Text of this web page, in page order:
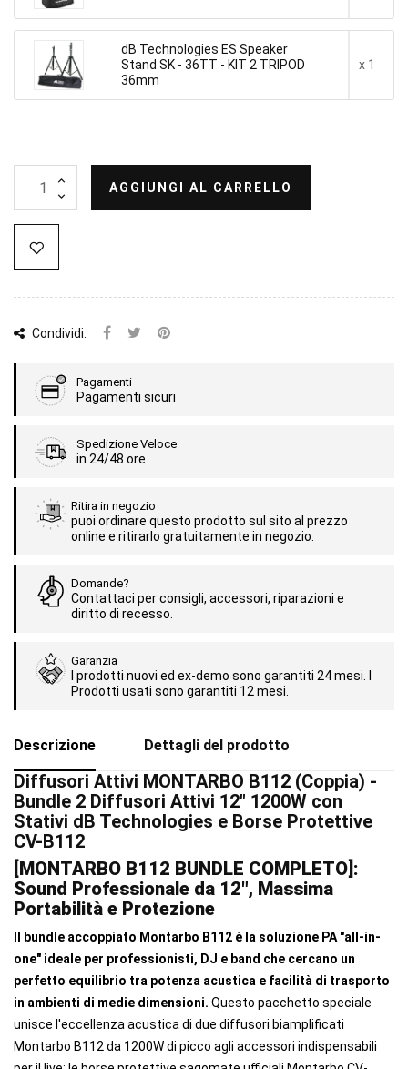
dB Technologies ES Speaker
Stand SK - 36TT - KIT 2 TRIPOD
36mm
x 1
AGGIUNGI AL CARRELLO
Condividi:
Pagamenti
Pagamenti sicuri
Spedizione Veloce
in 24/48 ore
Ritira in negozio
puoi ordinare questo prodotto sul sito al prezzo
online e ritirarlo gratuitamente in negozio.
Domande?
Contattaci per consigli, accessori, riparazioni e
diritto di recesso.
Garanzia
I prodotti nuovi ed ex-demo sono garantiti 24 mesi. I
Prodotti usati sono garantiti 12 mesi.
Descrizione Dettagli del prodotto
Diffusori Attivi MONTARBO B112 (Coppia) -
Bundle 2 Diffusori Attivi 12" 1200W con
Stativi dB Technologies e Borse Protettive
CV-B112
[MONTARBO B112 BUNDLE COMPLETO]:
Sound Professionale da 12", Massima
Portabilità e Protezione
Il bundle accoppiato Montarbo B112 è la soluzione PA "all-in-
one" ideale per professionisti, DJ e band che cercano un
perfetto equilibrio tra potenza acustica e facilità di trasporto
in ambienti di medie dimensioni. Questo pacchetto speciale
unisce l'eccellenza acustica di due diffusori biamplificati
Montarbo B112 da 1200W di picco agli accessori indispensabili